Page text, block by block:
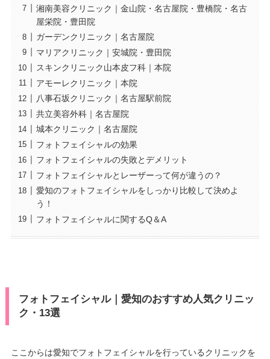
湘南美容クリニック｜金山院・名古屋院・豊橋院・名古
屋栄院・豊田院
ガーデンクリニック｜名古屋院
マリアクリニック｜安城院・豊田院
スキンクリニック山本皮フ科｜本院
アモーレクリニック｜本院
八事石坂クリニック｜名古屋駅前院
共立美容外科｜名古屋院
城本クリニック｜名古屋院
フォトフェイシャルの効果
フォトフェイシャルの失敗とデメリット
フォトフェイシャルとレーザーって何が違うの？
愛知のフォトフェイシャルをしっかり比較して決めよ
う！
フォトフェイシャルに関するQ＆A
フォトフェイシャル｜愛知のおすすめ人気クリニッ
ク・13選
ここからは愛知でフォトフェイシャルを行っているクリニックを